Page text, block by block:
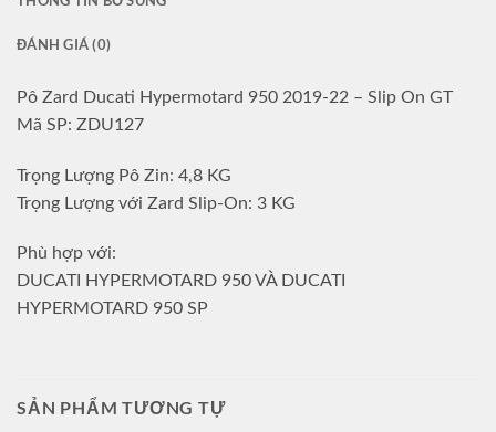
ĐÁNH GIÁ (0)
Pô Zard Ducati Hypermotard 950 2019-22 – Slip On GT
Mã SP: ZDU127
Trọng Lượng Pô Zin: 4,8 KG
Trọng Lượng với Zard Slip-On: 3 KG
Phù hợp với:
DUCATI HYPERMOTARD 950 VÀ DUCATI
HYPERMOTARD 950 SP
SẢN PHẨM TƯƠNG TỰ